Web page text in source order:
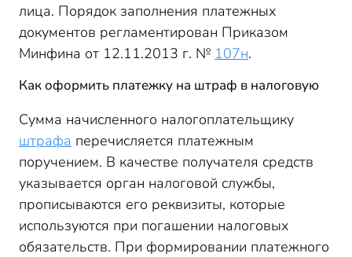
лица. Порядок заполнения платежных
документов регламентирован Приказом
Минфина от 12.11.2013 г. № 107н.
Как оформить платежку на штраф в налоговую
Сумма начисленного налогоплательщику
штрафа перечисляется платежным
поручением. В качестве получателя средств
указывается орган налоговой службы,
прописываются его реквизиты, которые
используются при погашении налоговых
обязательств. При формировании платежного